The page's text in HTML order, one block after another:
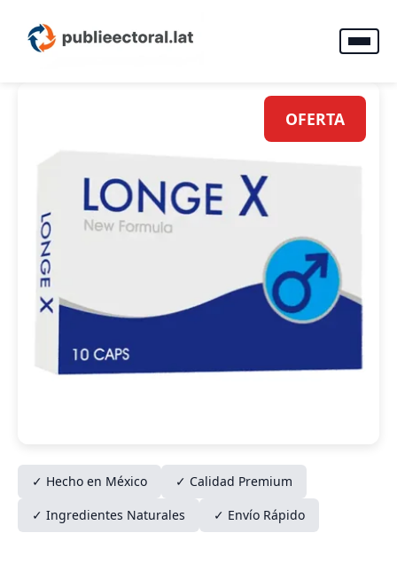
OFERTA
✓ Hecho en México
✓ Calidad Premium
✓ Ingredientes Naturales
✓ Envío Rápido